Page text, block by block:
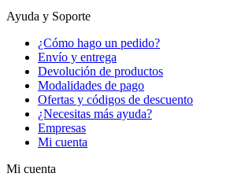
Ayuda y Soporte
¿Cómo hago un pedido?
Envío y entrega
Devolución de productos
Modalidades de pago
Ofertas y códigos de descuento
¿Necesitas más ayuda?
Empresas
Mi cuenta
Mi cuenta